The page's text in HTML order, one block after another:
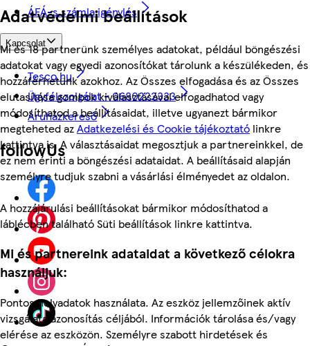
Adatvédelmi beállítások
Mi és 18 partnerünk személyes adatokat, például böngészési
adatokat vagy egyedi azonosítókat tárolunk a készülékeden, és
hozzáférhetünk azokhoz. Az Összes elfogadása és az Összes
elutasítása gombok kiválasztásával elfogadhatod vagy
módosíthatod a beállításaidat, illetve ugyanezt bármikor
megteheted azAdatkezelési és Cookie tájékoztató linkre
kattintva is. A választásaidat megosztjuk a partnereinkkel, de
ez nem érinti a böngészési adataidat. A beállításaid alapján
személyre tudjuk szabni a vásárlási élményedet az oldalon.
A hozzájárulási beállításokat bármikor módosíthatod a
láblécben található Süti beállítások linkre kattintva.
Mi és partnereink adataidat a következő célokra
használjuk:
Pontos helyadatok használata. Az eszköz jellemzőinek aktív
vizsgálata azonosítás céljából. Információk tárolása és/vagy
elérése az eszközön. Személyre szabott hirdetések és
ÁFÁ-s számla igénylés
Kapcsolat
Tesco.hu
Ügyfélszolgálat - 0680222333
Áruházkereső
followUs